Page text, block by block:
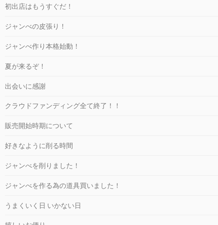
初出店はもうすぐだ！
ジャンべの皮張り！
ジャンべ作り本格始動！
夏が来るぞ！
出会いに感謝
クラウドファンディング全て終了！！
販売開始時期について
好きなように削る時間
ジャンべを削りました！
ジャンべを作る為の道具買いました！
うまくいく日 いかない日